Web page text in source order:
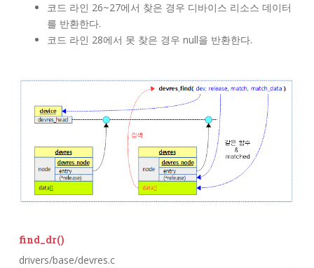
코드 라인 26~27에서 찾은 경우 디바이스 리소스 데이터
를 반환한다.
코드 라인 28에서 못 찾은 경우 null을 반환한다.
find_dr()
drivers/base/devres.c